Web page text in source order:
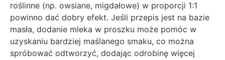
roślinne (np. owsiane, migdałowe) w proporcji 1:1
powinno dać dobry efekt. Jeśli przepis jest na bazie
masła, dodanie mleka w proszku może pomóc w
uzyskaniu bardziej maślanego smaku, co można
spróbować odtworzyć, dodając odrobinę więcej